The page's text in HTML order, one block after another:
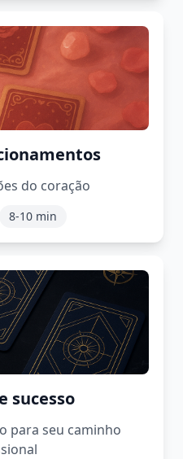
do coração
8-10 min
sucesso
para seu caminho